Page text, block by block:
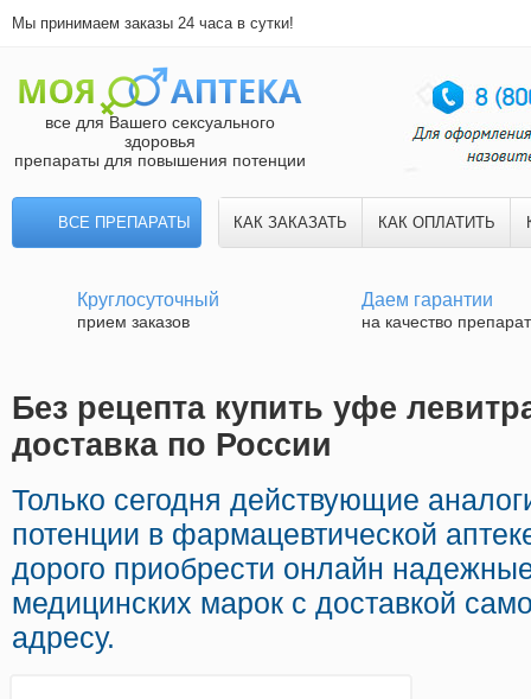
Мы принимаем заказы 24 часа в сутки!
все для Вашего сексуального
здоровья
препараты для повышения потенции
ВСЕ ПРЕПАРАТЫ КАК ЗАКАЗАТЬ КАК ОПЛАТИТЬ
Круглосуточный
прием заказов
Даем гарантии
на качество
Без рецепта купить уфе
доставка по России
Только сегодня действующие
потенции в фармацевтической
дорого приобрести онлайн
медицинских марок с доставкой
адресу.